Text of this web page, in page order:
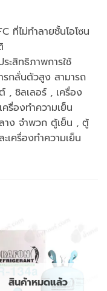
ที่ไม่ทำลายชั้นโอโซน
ะสิทธิภาพการใช้
กลั่นตัวสูง สามารถ
, ชิลเลอร์ , เครื่อง
รื่องทำความเย็น
ง จำพวก ตู้เย็น , ตู้
เครื่องทำความเย็น
สินค้าหมดแล้ว